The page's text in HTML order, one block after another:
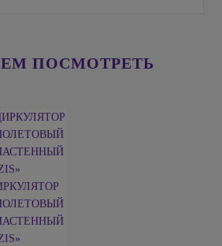
ПОСМОТРЕТЬ